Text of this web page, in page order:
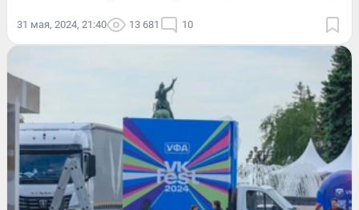
31 мая, 2024, 21:40 13 681 10